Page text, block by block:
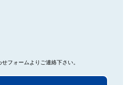
フォームよりご連絡下さい。